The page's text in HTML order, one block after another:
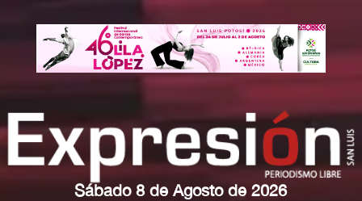
Sábado 8 de Agosto de 2026